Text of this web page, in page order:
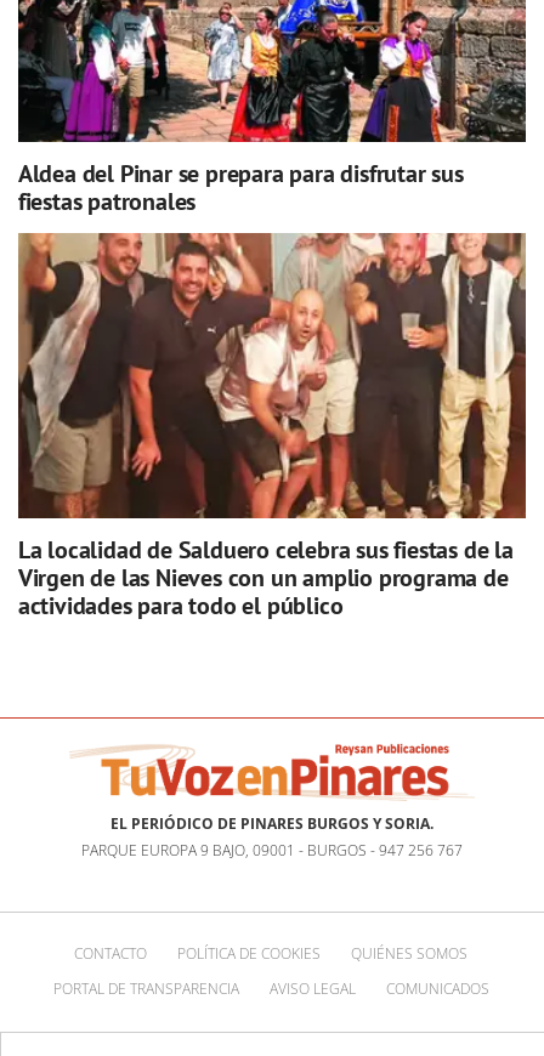
Aldea del Pinar se prepara para disfrutar sus
fiestas patronales
La localidad de Salduero celebra sus fiestas de la
Virgen de las Nieves con un amplio programa de
actividades para todo el público
EL PERIÓDICO DE PINARES BURGOS Y SORIA.
PARQUE EUROPA 9 BAJO, 09001 - BURGOS - 947 256 767
CONTACTO POLÍTICA DE COOKIES
QUIÉNES SOMOS
PORTAL DE TRANSPARENCIA
AVISO LEGAL COMUNICADOS